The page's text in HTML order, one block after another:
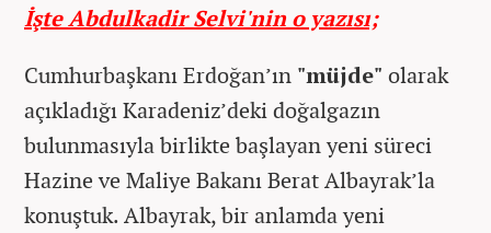
İşte Abdulkadir Selvi'nin o yazısı;
Cumhurbaşkanı Erdoğan’ın "müjde" olarak
açıkladığı Karadeniz’deki doğalgazın
bulunmasıyla birlikte başlayan yeni süreci
Hazine ve Maliye Bakanı Berat Albayrak’la
konuştuk. Albayrak, bir anlamda yeni